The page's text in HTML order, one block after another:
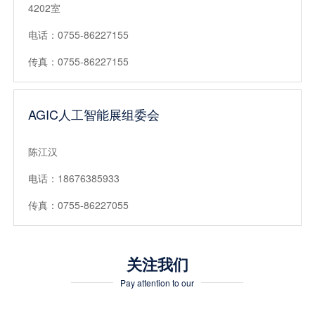
4202室
电话：0755-86227155
传真：0755-86227155
AGIC人工智能展组委会
陈江汉
电话：18676385933
传真：0755-86227055
关注我们
Pay attention to our